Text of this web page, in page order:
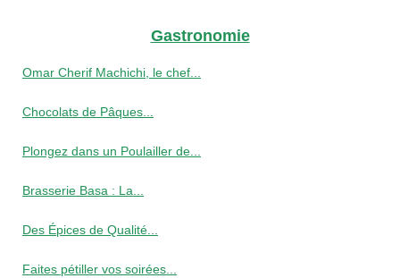
Gastronomie
Omar Cherif Machichi, le chef...
Chocolats de Pâques...
Plongez dans un Poulailler de...
Brasserie Basa : La...
Des Épices de Qualité...
Faites pétiller vos soirées...